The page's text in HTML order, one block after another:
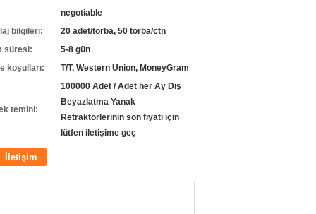
negotiable
bilgileri:
20 adet/torba, 50 torba/ctn
süresi:
5-8 gün
koşulları:
T/T, Western Union, MoneyGram
temini:
100000 Adet / Adet her Ay Diş
Beyazlatma Yanak
Retraktörlerinin son fiyatı için
lütfen iletişime geç
İletişim